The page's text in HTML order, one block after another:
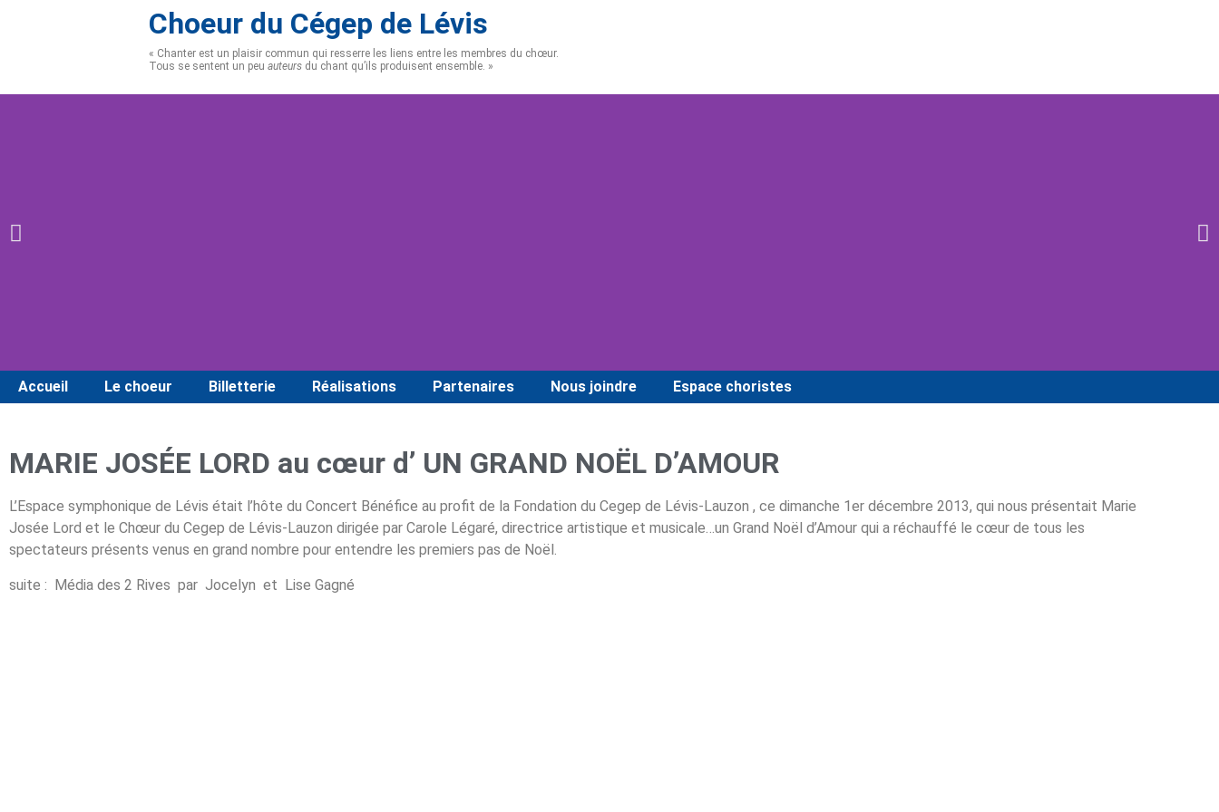
Choeur du Cégep de Lévis
« Chanter est un plaisir commun qui resserre les liens entre les membres du chœur.
Tous se sentent un peu auteursdu chant qu’ils produisent ensemble. »
Accueil Le choeur Billetterie Réalisations Partenaires Nous joindre Espace choristes
MARIE JOSÉE LORD au cœur d’ UN GRAND NOËL D’AMOUR
L’Espace symphonique de Lévis était l’hôte du Concert Bénéfice au profit de la Fondation du Cegep de Lévis-Lauzon , ce dimanche 1er décembre 2013, qui nous présentait Marie
Josée Lord et le Chœur du Cegep de Lévis-Lauzon dirigée par Carole Légaré, directrice artistique et musicale…un Grand Noël d’Amour qui a réchauffé le cœur de tous les
spectateurs présents venus en grand nombre pour entendre les premiers pas de Noël.
suite : Média des 2 Rives par Jocelyn et Lise Gagné